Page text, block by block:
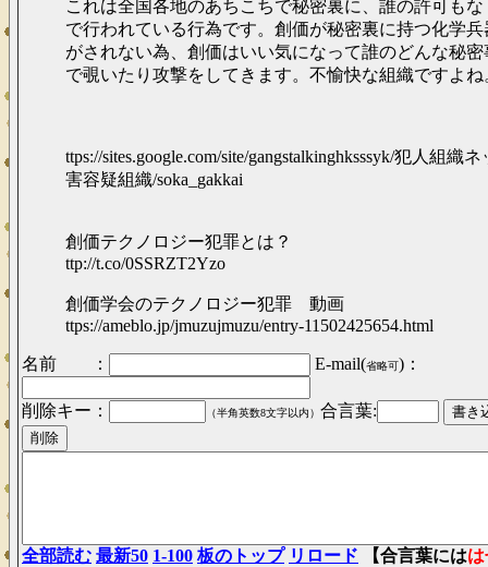
これは全国各地のあちこちで秘密裏に、誰の許可も
で行われている行為です。創価が秘密裏に持つ化学
がされない為、創価はいい気になって誰のどんな秘
で覗いたり攻撃をしてきます。不愉快な組織ですよね
ttps://sites.google.com/site/gangstalkinghksssyk/犯人組織
害容疑組織/soka_gakkai
創価テクノロジー犯罪とは？
ttp://t.co/0SSRZT2Yzo
創価学会のテクノロジー犯罪 動画
ttps://ameblo.jp/jmuzujmuzu/entry-11502425654.html
名前 ： E-mail(省略可)：
削除キー： （半角英数8文字以内） 合言葉:
全部読む 最新50 1-100 板のトップ リロード 【合言葉には